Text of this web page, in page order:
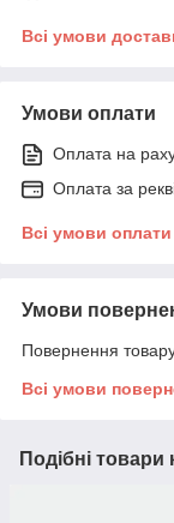
Всі умови
Умови оплати
Оплата на
Оплата за
Всі умови оплати
Умови
Повернення
Всі умови
Подібні товари